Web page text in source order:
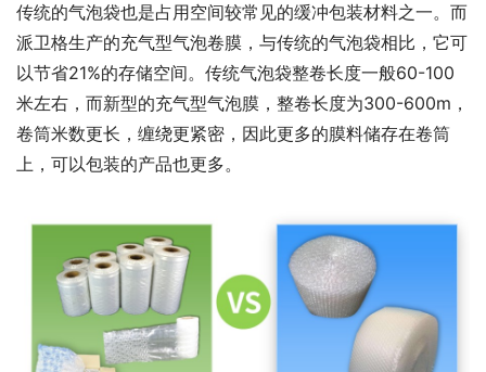
传统的气泡袋也是占用空间较常见的缓冲包装材料之一。而
派卫格生产的充气型气泡卷膜，与传统的气泡袋相比，它可
以节省21%的存储空间。传统气泡袋整卷长度一般60-100
米左右，而新型的充气型气泡膜，整卷长度为300-600m，
卷筒米数更长，缠绕更紧密，因此更多的膜料储存在卷筒
上，可以包装的产品也更多。